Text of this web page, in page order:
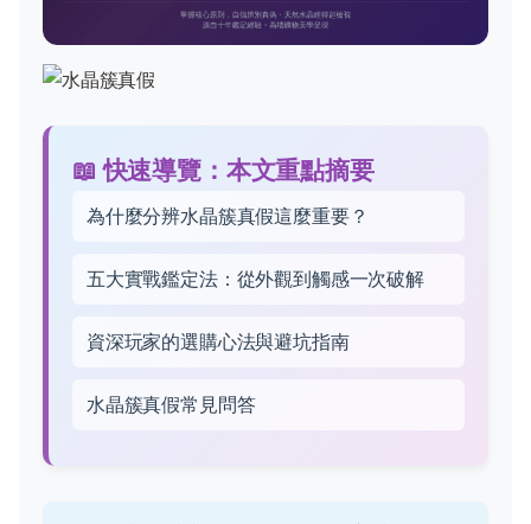
📖 快速導覽：本文重點摘要
為什麼分辨水晶簇真假這麼重要？
五大實戰鑑定法：從外觀到觸感一次破解
資深玩家的選購心法與避坑指南
水晶簇真假常見問答